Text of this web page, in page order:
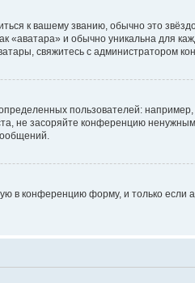
к вашему званию, обычно это
и обычно уникальна для
свяжитесь с администратором
пользователей:
не засоряйте конференцию
в конференцию форму, и только